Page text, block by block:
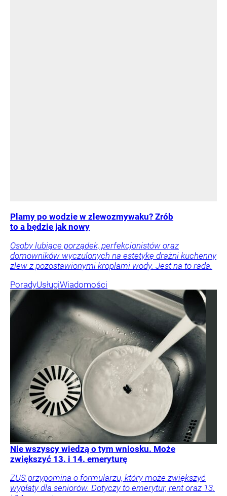
Plamy po wodzie w zlewozmywaku? Zrób
to a będzie jak nowy
Osoby lubiące porządek, perfekcjonistów oraz
domowników wyczulonych na estetykę drażni kuchenny
zlew z pozostawionymi kroplami wody. Jest na to rada.
PoradyUsługiWiadomości
Nie wszyscy wiedzą o tym wniosku. Może
zwiększyć 13. i 14. emeryturę
ZUS przypomina o formularzu, który może zwiększyć
wypłaty dla seniorów. Dotyczy to emerytur, rent oraz 13.